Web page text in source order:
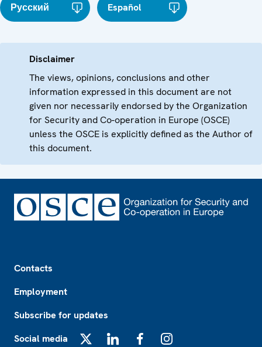
Русский Español
Disclaimer
The views, opinions, conclusions and other
information expressed in this document are not
given nor necessarily endorsed by the Organization
for Security and Co-operation in Europe (OSCE)
unless the OSCE is explicitly defined as the Author of
this document.
Contacts
Employment
Subscribe for updates
Social media